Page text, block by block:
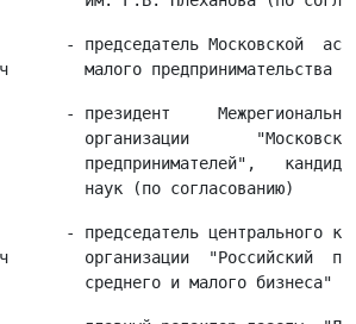
- председатель Московской
- президент
организации
предпринимателей",
председатель центрального
организации  "Российский